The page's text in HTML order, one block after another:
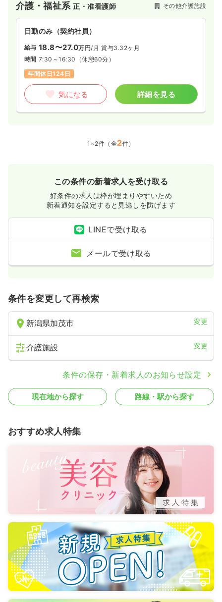
介護・福祉系正・准看護師 その他介護施設
日勤のみ（契約社員）
給与 18.8〜27.0万円/月 賞与3.32ヶ月
時間 7:30～16:30 （休憩60分）
年間休日124日
気になる 詳細を見る
1~2件（全2件）
この条件の新着求人を受け取る
好条件の求人は枠が埋まりやすいため
新着通知を設定すると見逃しを防げます
LINEで受け取る
メールで受け取る
条件を変更して再検索
新潟県加茂市 変更
介護施設 変更
条件の保存・新着求人のお知らせ設定
現在地から探す 路線・駅から探す
おすすめ求人特集